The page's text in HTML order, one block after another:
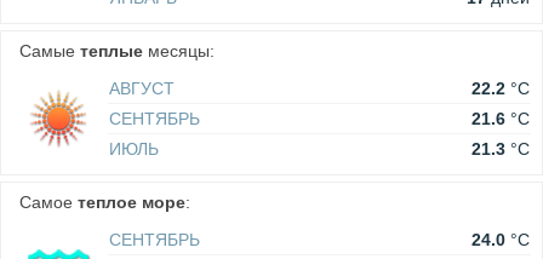
Самые теплые месяцы:
АВГУСТ
22.2 °C
СЕНТЯБРЬ
21.6 °C
ИЮЛЬ
21.3 °C
Самое теплое море:
СЕНТЯБРЬ
24.0 °C